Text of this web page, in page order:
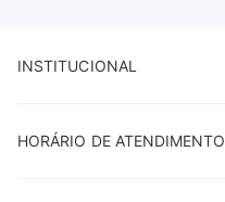
INSTITUCIONAL
HORÁRIO DE ATENDIMENTO